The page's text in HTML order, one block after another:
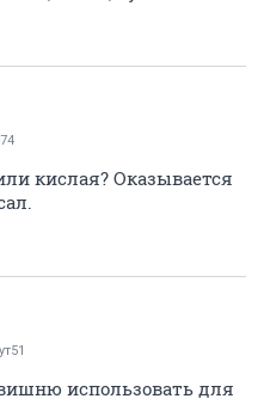
кислая? Оказывается
использовать для